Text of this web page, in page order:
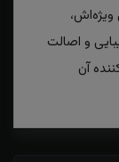
و اصالت
آن